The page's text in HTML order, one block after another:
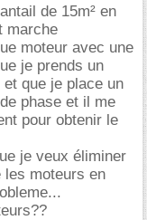
de 15m² en
marche
moteur avec une
je prends un
que je place un
phase et il me
pour obtenir le
je veux éliminer
les moteurs en